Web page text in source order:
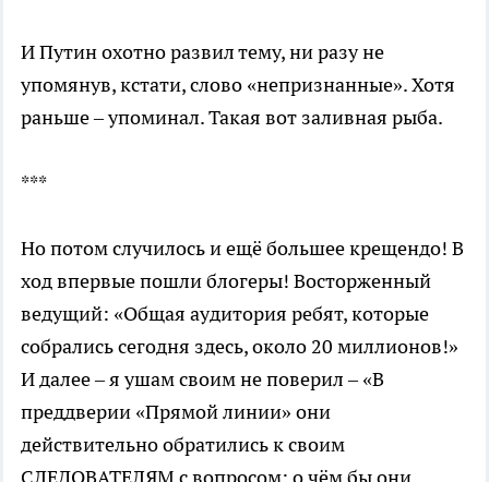
И Путин охотно развил тему, ни разу не
упомянув, кстати, слово «непризнанные». Хотя
раньше – упоминал. Такая вот заливная рыба.
***
Но потом случилось и ещё большее крещендо! В
ход впервые пошли блогеры! Восторженный
ведущий: «Общая аудитория ребят, которые
собрались сегодня здесь, около 20 миллионов!»
И далее – я ушам своим не поверил – «В
преддверии «Прямой линии» они
действительно обратились к своим
СЛЕДОВАТЕЛЯМ с вопросом: о чём бы они